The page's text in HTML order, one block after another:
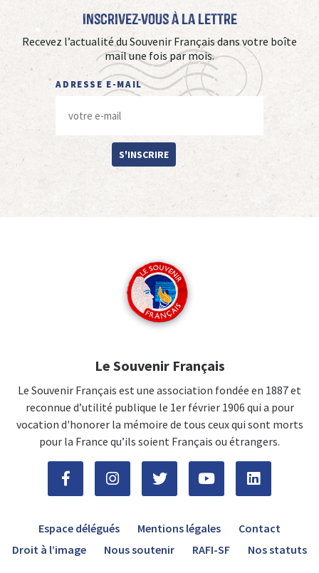
Inscrivez-vous à La Lettre
Recevez l’actualité du Souvenir Français dans votre boîte
mail une fois par mois.
ADRESSE E-MAIL
S'INSCRIRE
Le Souvenir Français
Le Souvenir Français est une association fondée en 1887 et
reconnue d’utilité publique le 1er février 1906 qui a pour
vocation d'honorer la mémoire de tous ceux qui sont morts
pour la France qu’ils soient Français ou étrangers.
Espace délégués Mentions légales
Contact
Droit à l’image
Nous soutenir RAFI-SF Nos statuts